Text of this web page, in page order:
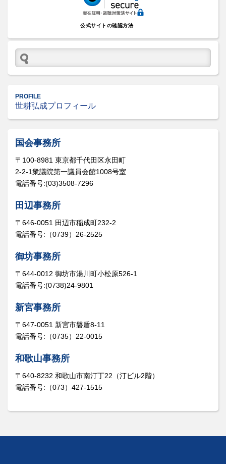
公式サイトの確認方法
PROFILE
世耕弘成プロフィール
国会事務所
〒100-8981 東京都千代田区永田町
2-2-1衆議院第一議員会館1008号室
電話番号:(03)3508-7296
田辺事務所
〒646-0051 田辺市稲成町232-2
電話番号:（0739）26-2525
御坊事務所
〒644-0012 御坊市湯川町小松原526-1
電話番号:(0738)24-9801
新宮事務所
〒647-0051 新宮市磐盾8-11
電話番号:（0735）22-0015
和歌山事務所
〒640-8232 和歌山市南汀丁22（汀ビル2階）
電話番号:（073）427-1515